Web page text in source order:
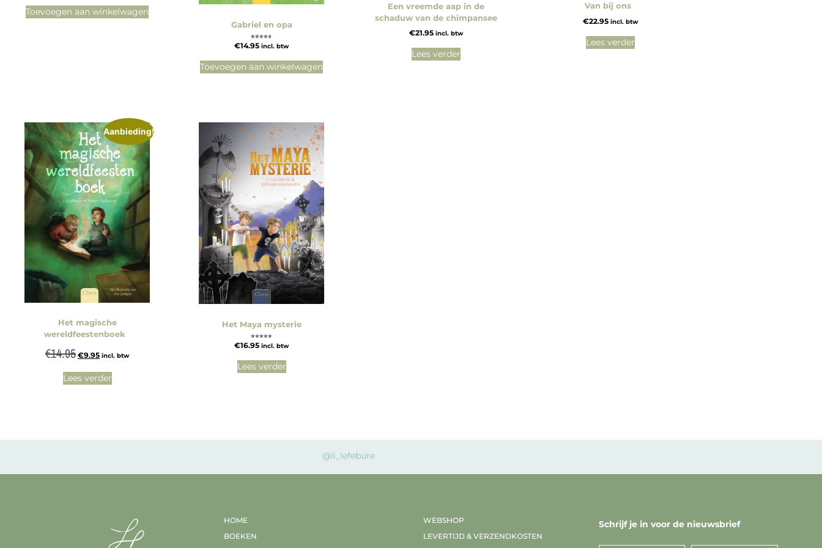
Toevoegen aan winkelwagen
Gabriel en opa
4.75
uit 5
€14.95 incl. btw
Toevoegen aan winkelwagen
Een vreemde aap in de
schaduw van de chimpansee
€21.95 incl. btw
Lees verder
Van bij ons
€22.95 incl. btw
Lees verder
Aanbieding!
Het magische
wereldfeestenboek
€14.95 €9.95 incl. btw
Lees verder
Het Maya mysterie
5.00
uit 5
€16.95 incl. btw
Lees verder
@li_lefebure
HOME
BOEKEN
WEBSHOP
LEVERTIJD & VERZENDKOSTEN
Schrijf je in voor de nieuwsbrief